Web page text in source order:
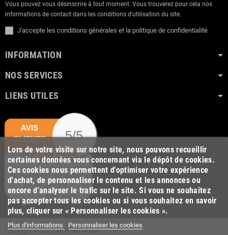
Vous pouvez vous désinscrire à tout moment. Vous trouverez pour cela nos
informations de contact dans les conditions d'utilisation du site.
J'accepte les conditions générales et la politique de confidentialité
INFORMATION
NOS SERVICES
LIENS UTILES
Lors de votre visite sur notre site, nous pouvons recueillir
certaines données vous concernant via le dépôt de cookies.
Ces cookies nous permettent d'optimiser votre expérience
d'achat, de personnaliser le contenu et les annonces ou
encore d'analyser le trafic sur le site. Si vous ne souhaitez
pas accepter tous les cookies ou si vous souhaitez en savoir
plus, cliquer sur « Personnaliser les cookies ».
Plus d'informations Personnaliser les cookies
AVIS
CLIENTS
5/5
J'ai commandé une guitare à
un très bon prix....
voir plus
Copyright © 2025 AB ROAD MUSIC